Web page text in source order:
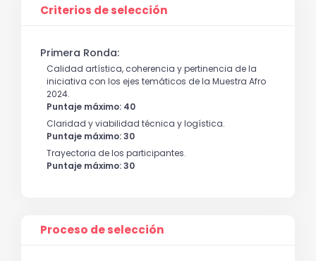
Criterios de selección
Primera Ronda:
Calidad artística, coherencia y pertinencia de la
iniciativa con los ejes temáticos de la Muestra Afro
2024.
Puntaje máximo: 40
Claridad y viabilidad técnica y logística.
Puntaje máximo: 30
Trayectoria de los participantes.
Puntaje máximo: 30
Proceso de selección